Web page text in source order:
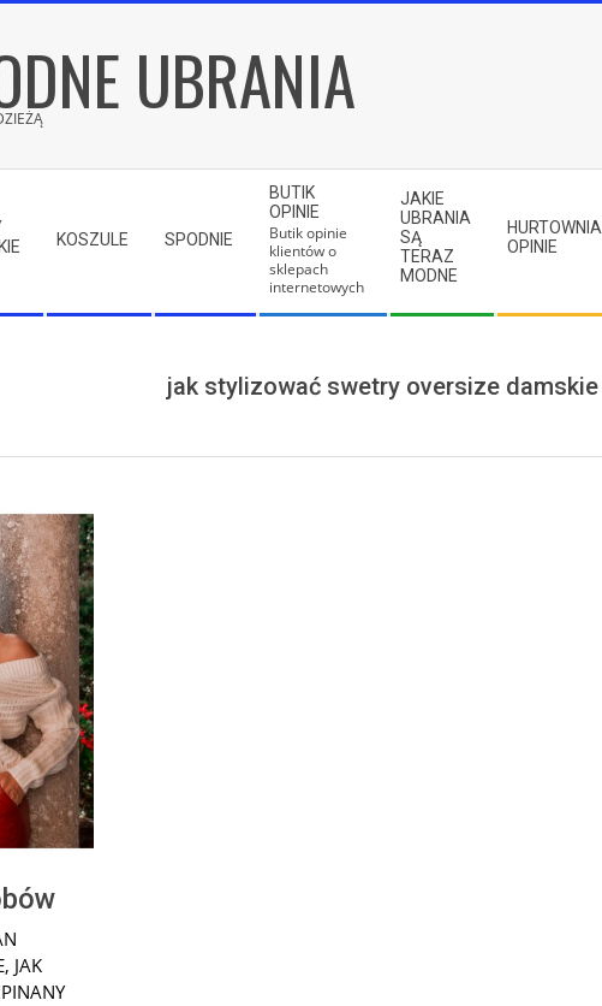
UBRANIA
KOSZULE SPODNIE
BUTIK
OPINIE
Butik opinie
klientów o
sklepach
internetowych
JAKIE
UBRANIA
SĄ
TERAZ
MODNE
HURTOWNIA
OPINIE
jak stylizować swetry oversize damskie
, JAK